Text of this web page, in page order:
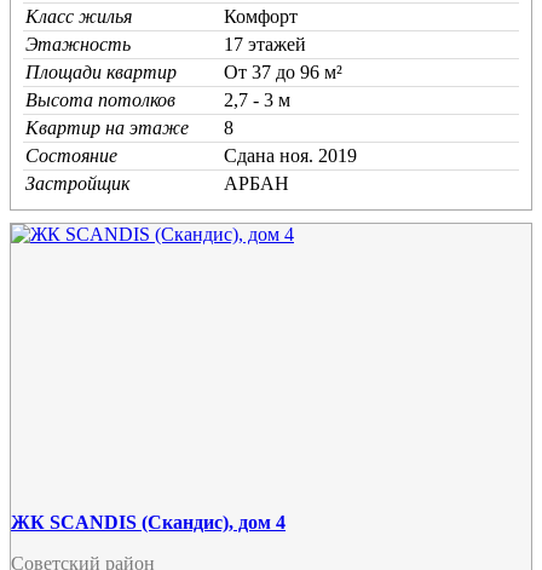
Класс жилья
Комфорт
Этажность
17 этажей
Площади квартир
От 37 до 96 м²
Высота потолков
2,7 - 3 м
Квартир на этаже
8
Состояние
Cдана ноя. 2019
Застройщик
АРБАН
ЖК SCANDIS (Скандис), дом 4
Советский район